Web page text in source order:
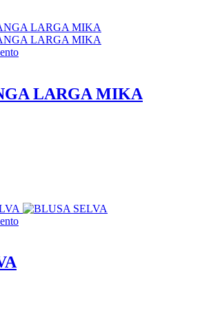
LARGA MIKA